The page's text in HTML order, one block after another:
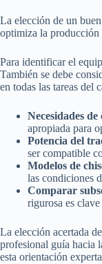
La elección de un
optimiza la producción
Para identificar el
También se debe
en todas las tareas del
Necesidades
apropiada para
Potencia del
ser compatible
Modelos de
las condiciones
Comparar
rigurosa es
La elección acertada
profesional guía hacia
esta orientación